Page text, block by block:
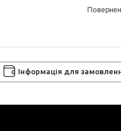
Інформація для